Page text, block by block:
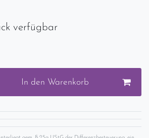
verfügbar
In den Warenkorb